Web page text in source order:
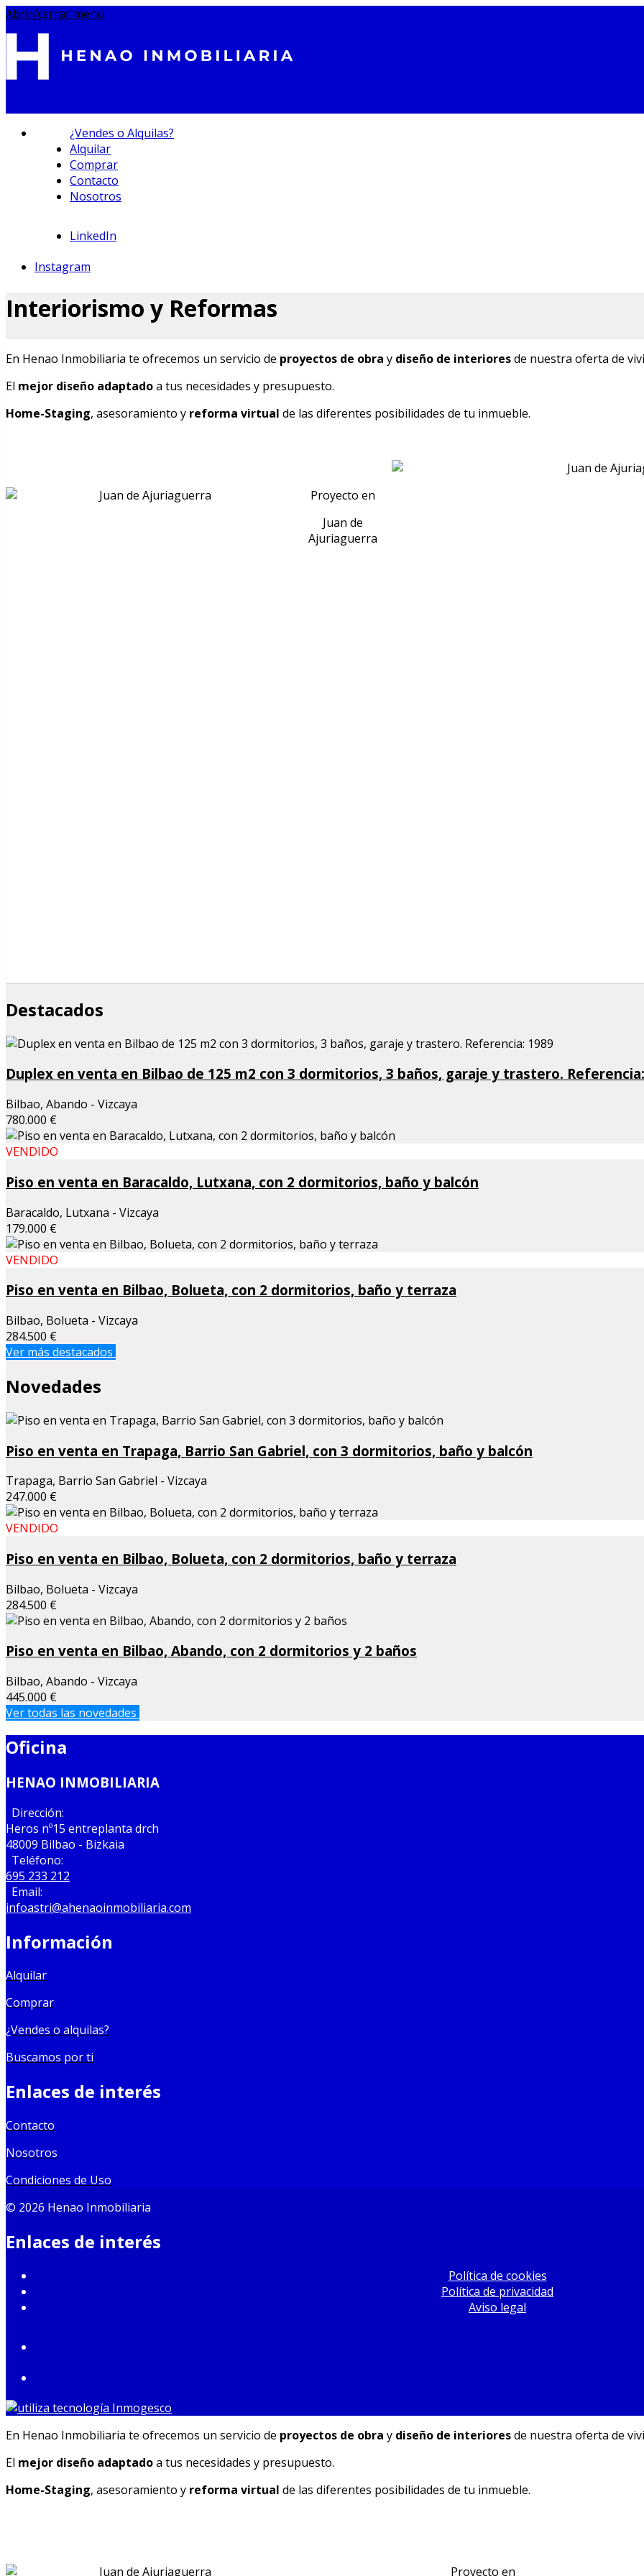
Abrir/cerrar menú
695 233 212
¿Vendes o Alquilas?
Alquilar
Comprar
Contacto
Nosotros
LinkedIn
Instagram
Interiorismo y Reformas
En Henao Inmobiliaria te ofrecemos un servicio de proyectos de obra y diseño de interioresde nuestra oferta de
El mejor diseño adaptadoa tus necesidades y presupuesto.
Home-Staging, asesoramiento y reforma virtual de las diferentes posibilidades de tu inmueble.
Proyecto en
Juan de
Ajuriaguerra
Destacados
Duplex en venta en Bilbao de 125 m2 con 3 dormitorios, 3 baños, garaje y trastero.
Bilbao, Abando - Vizcaya
780.000 €
VENDIDO
Piso en venta en Baracaldo, Lutxana, con 2 dormitorios, baño y balcón
Baracaldo, Lutxana - Vizcaya
179.000 €
VENDIDO
Piso en venta en Bilbao, Bolueta, con 2 dormitorios, baño y terraza
Bilbao, Bolueta - Vizcaya
284.500 €
Ver más destacados
Novedades
Piso en venta en Trapaga, Barrio San Gabriel, con 3 dormitorios, baño y balcón
Trapaga, Barrio San Gabriel - Vizcaya
247.000 €
VENDIDO
Piso en venta en Bilbao, Bolueta, con 2 dormitorios, baño y terraza
Bilbao, Bolueta - Vizcaya
284.500 €
Piso en venta en Bilbao, Abando, con 2 dormitorios y 2 baños
Bilbao, Abando - Vizcaya
445.000 €
Ver todas las novedades
Oficina
HENAO INMOBILIARIA
Dirección:
Heros nº15 entreplanta drch
48009 Bilbao - Bizkaia
Teléfono:
695 233 212
Email:
infoastri@ahenaoinmobiliaria.com
Información
Alquilar
Comprar
¿Vendes o alquilas?
Buscamos por ti
Enlaces de interés
Contacto
Nosotros
Condiciones de Uso
© 2026 Henao Inmobiliaria
Enlaces de interés
Política de cookies
Política de privacidad
Aviso legal
En Henao Inmobiliaria te ofrecemos un servicio de proyectos de obra y diseño de interioresde nuestra oferta de
El mejor diseño adaptadoa tus necesidades y presupuesto.
Home-Staging, asesoramiento y reforma virtual de las diferentes posibilidades de tu inmueble.
Proyecto en